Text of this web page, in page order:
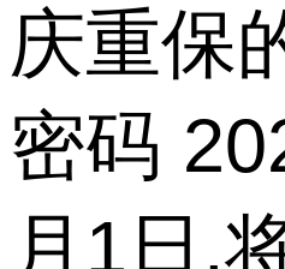
庆重保
密码
月1日,